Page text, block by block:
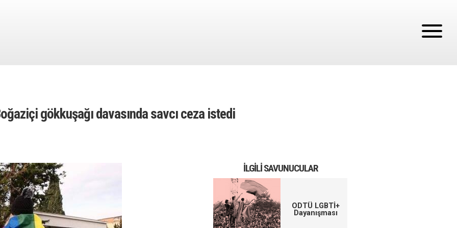
gökkuşağı davasında savcı ceza istedi
İLGILI SAVUNUCULAR
ODTÜ LGBTİ+
Dayanışması